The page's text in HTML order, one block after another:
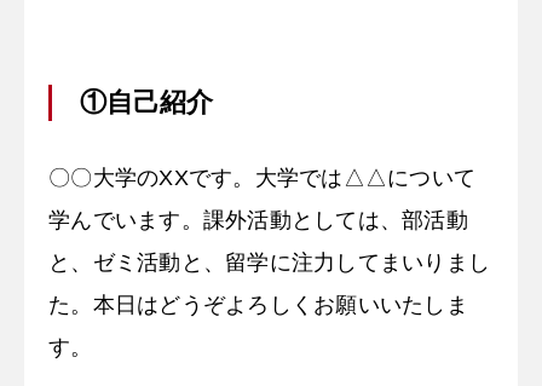
①自己紹介
〇〇大学のXXです。大学では△△について
学んでいます。課外活動としては、部活動
と、ゼミ活動と、留学に注力してまいりまし
た。本日はどうぞよろしくお願いいたしま
す。